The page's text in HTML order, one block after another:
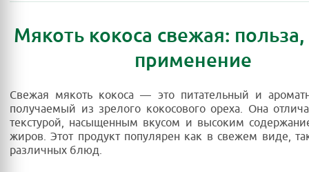
Мякоть кокоса свежая:
применение
Свежая мякоть кокоса — это питательный и
получаемый из зрелого кокосового ореха. Она
текстурой, насыщенным вкусом и высоким
жиров. Этот продукт популярен как в свежем виде,
различных блюд.